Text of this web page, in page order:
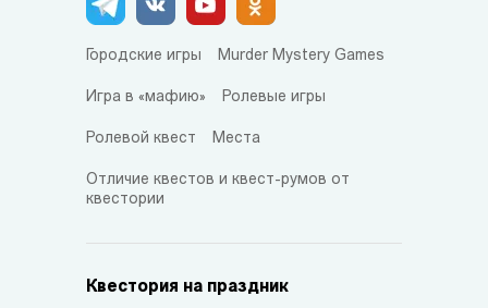
Городские игры Murder Mystery Games
Игра в «мафию» Ролевые игры
Ролевой квест Места
Отличие квестов и квест-румов от
квестории
Квестория на праздник